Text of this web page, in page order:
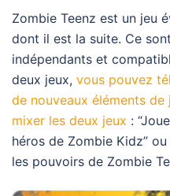
Zombie Teenz est un jeu
dont il est la suite. Ce
indépendants et
deux jeux, vous pouvez
de nouveaux éléments
mixer les deux jeux :
héros de Zombie Kidz”
les pouvoirs de Zombie